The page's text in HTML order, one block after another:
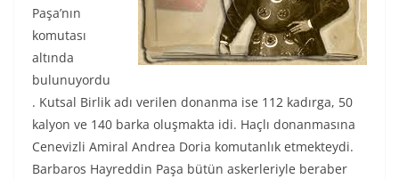
Paşa’nın
komutası
altında
bulunuyordu
. Kutsal Birlik adı verilen donanma ise 112 kadırga, 50
kalyon ve 140 barka oluşmakta idi. Haçlı donanmasına
Cenevizli Amiral Andrea Doria komutanlık etmekteydi.
Barbaros Hayreddin Paşa bütün askerleriyle beraber